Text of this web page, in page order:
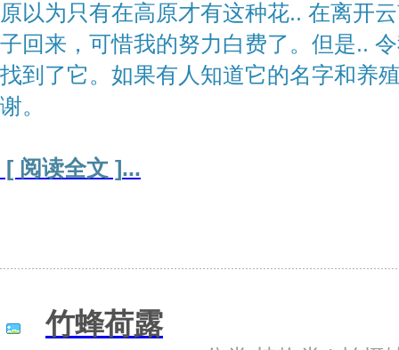
原以为只有在高原才有这种花.. 在离开
子回来，可惜我的努力白费了。但是..
找到了它。如果有人知道它的名字和养
谢。
[ 阅读全文 ]...
竹蜂荷露